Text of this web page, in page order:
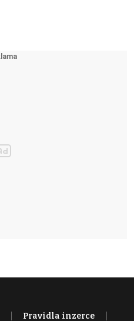
Pravidla inzerce